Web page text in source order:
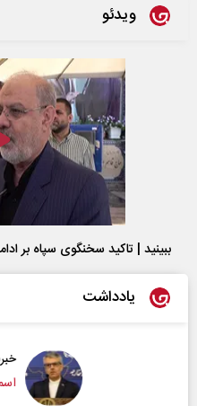
ویدئو
ببینید | تاکید سخنگوی سپاه بر
یادداشت
خبرنگار و
اسماعیل بقائی -